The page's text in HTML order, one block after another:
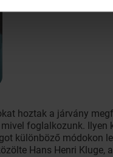
hoztak a járvány
foglalkozunk. Ilyen
különböző módokon
Hans Henri Kluge,